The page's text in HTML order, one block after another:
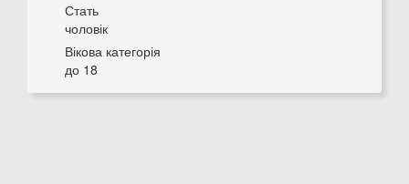
Стать
чоловік
Вікова категорія
до 18